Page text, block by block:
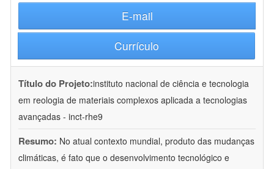
E-mail
Currículo
Título do Projeto:instituto nacional de ciência e tecnologia
em reologia de materiais complexos aplicada a tecnologias
avançadas - inct-rhe9
Resumo: No atual contexto mundial, produto das mudanças
climáticas, é fato que o desenvolvimento tecnológico e